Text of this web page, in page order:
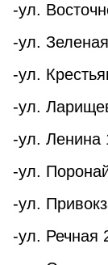
-ул.
-ул. Зеленая
-ул.
-ул.
-ул. Ленина
-ул.
-ул.
-ул. Речная